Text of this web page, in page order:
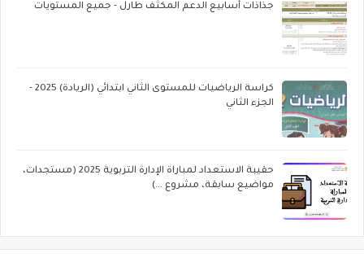
جذاذات أسابيع الدعم المكثف طارل - جميع المستويات
كراسة الرياضيات للمستوى الثاني ابتدائي (الريادة) 2025 -
الجزء الثاني
حقيبة الاستعداد لمباراة الإدارة التربوية 2025 (مستجدات،
مواضيع سابقة، مشروع ...)